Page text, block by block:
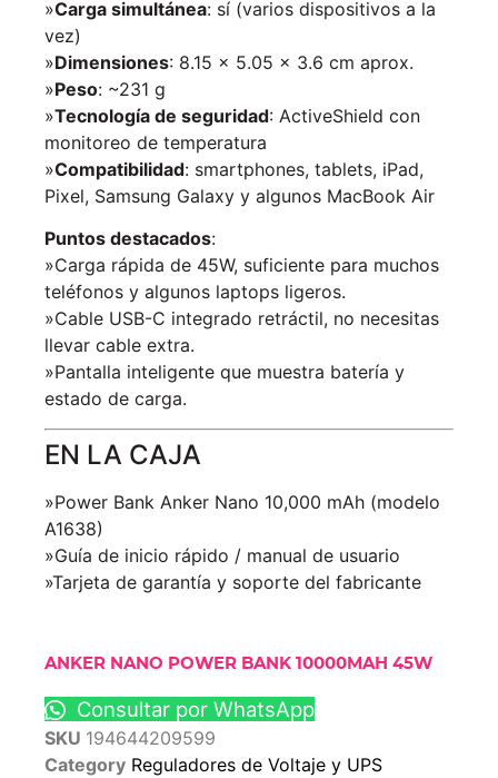
»Carga simultánea: sí (varios dispositivos a la
vez)
»Dimensiones: 8.15 × 5.05 × 3.6 cm aprox.
»Peso: ~231 g
»Tecnología de seguridad: ActiveShield con
monitoreo de temperatura
»Compatibilidad: smartphones, tablets, iPad,
Pixel, Samsung Galaxy y algunos MacBook Air
Puntos destacados:
»Carga rápida de 45W, suficiente para muchos
teléfonos y algunos laptops ligeros.
»Cable USB-C integrado retráctil, no necesitas
llevar cable extra.
»Pantalla inteligente que muestra batería y
estado de carga.
EN LA CAJA
»Power Bank Anker Nano 10,000 mAh (modelo
A1638)
»Guía de inicio rápido / manual de usuario
»Tarjeta de garantía y soporte del fabricante
ANKER NANO POWER BANK 10000MAH 45W
Consultar por WhatsApp
SKU 194644209599
Category Reguladores de Voltaje y UPS